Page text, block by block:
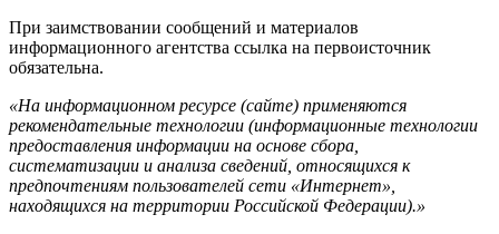
При заимствовании сообщений и материалов
информационного агентства ссылка на первоисточник
обязательна.
«На информационном ресурсе (сайте) применяются
рекомендательные технологии (информационные технологии
предоставления информации на основе сбора,
систематизации и анализа сведений, относящихся к
предпочтениям пользователей сети «Интернет»,
находящихся на территории Российской Федерации).»